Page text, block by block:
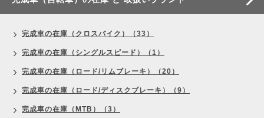
完成車の在庫（クロスバイク）（33）
完成車の在庫（シングルスピード）（1）
完成車の在庫（ロード/リムブレーキ）（20）
完成車の在庫（ロード/ディスクブレーキ）（9）
完成車の在庫（MTB）（3）